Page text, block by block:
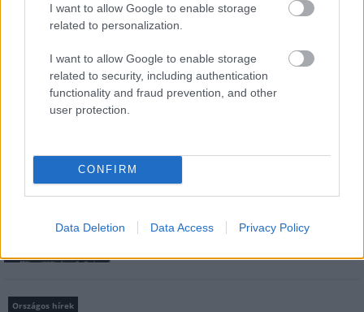
I want to allow Google to enable storage
related to personalization.
I want to allow Google to enable storage
related to security, including authentication
functionality and fraud prevention, and other
user protection.
CONFIRM
Data Deletion Data Access Privacy Policy
Országos hírek
Megérkezett az eső a Duna vízgyűjtőjére
Megérkezett a rég várt eső a Duna vízgyűjtőjére, a folyó
Országos hírek oktatás továbbképzés
továbbképzésekkel erősít a Gál Ferenc
Országos hírek